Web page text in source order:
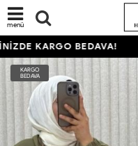
menü
KARGO BEDAVA!
KARGO
BEDAVA